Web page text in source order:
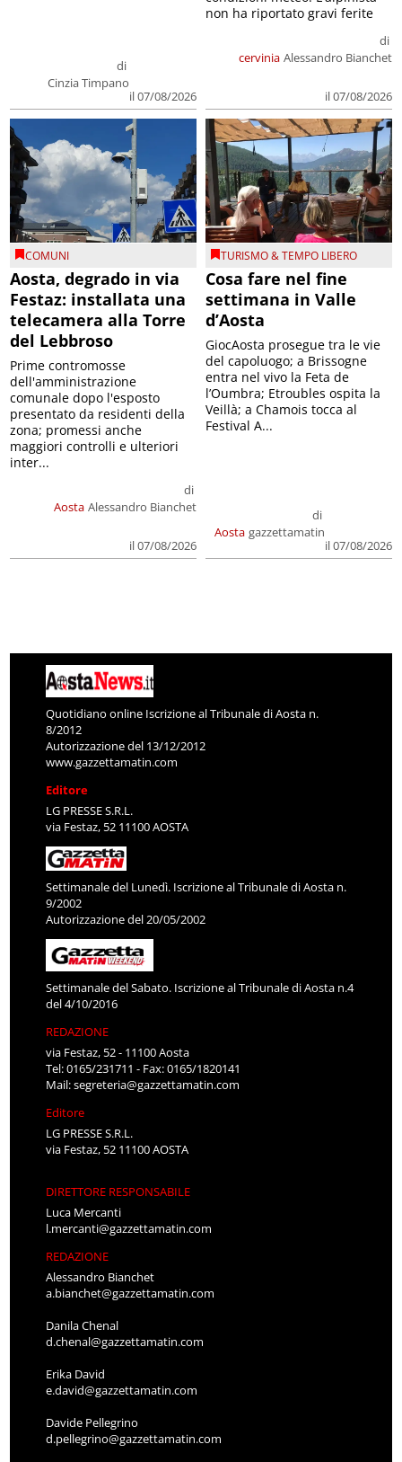
di
Cinzia Timpano
il 07/08/2026
cervinia
di
Alessandro Bianchet
il 07/08/2026
non ha riportato gravi ferite
COMUNI
Aosta, degrado in via
Festaz: installata una
telecamera alla Torre
del Lebbroso
Aosta
di
Alessandro Bianchet
il 07/08/2026
Prime contromosse
dell'amministrazione
comunale dopo l'esposto
presentato da residenti della
zona; promessi anche
maggiori controlli e ulteriori
inter...
TURISMO & TEMPO LIBERO
Cosa fare nel fine
settimana in Valle
d’Aosta
Aosta
di
gazzettamatin
il 07/08/2026
GiocAosta prosegue tra le vie
del capoluogo; a Brissogne
entra nel vivo la Feta de
l’Oumbra; Etroubles ospita la
Veillà; a Chamois tocca al
Festival A...
Quotidiano online Iscrizione al Tribunale di Aosta n.
8/2012
Autorizzazione del 13/12/2012
www.gazzettamatin.com
Editore
LG PRESSE S.R.L.
via Festaz, 52 11100 AOSTA
Settimanale del Lunedì. Iscrizione al Tribunale di Aosta n.
9/2002
Autorizzazione del 20/05/2002
Settimanale del Sabato. Iscrizione al Tribunale di Aosta n.4
del 4/10/2016
REDAZIONE
via Festaz, 52 - 11100 Aosta
Tel: 0165/231711 - Fax: 0165/1820141
Mail:segreteria@gazzettamatin.com
Editore
LG PRESSE S.R.L.
via Festaz, 52 11100 AOSTA
DIRETTORE RESPONSABILE
Luca Mercanti
l.mercanti@gazzettamatin.com
REDAZIONE
Alessandro Bianchet
a.bianchet@gazzettamatin.com
Danila Chenal
d.chenal@gazzettamatin.com
Erika David
e.david@gazzettamatin.com
Davide Pellegrino
d.pellegrino@gazzettamatin.com